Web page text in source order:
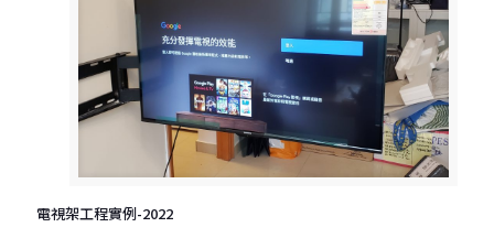
電視架工程實例-2022